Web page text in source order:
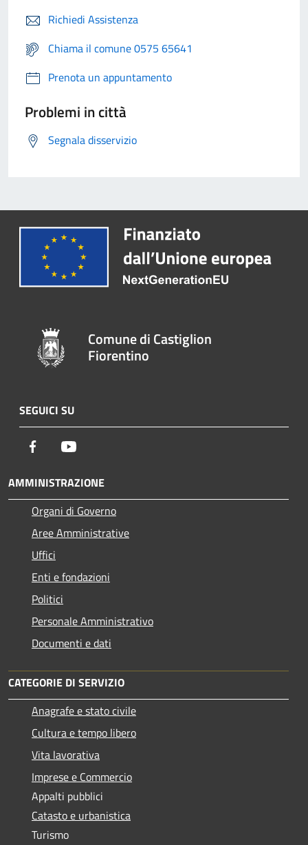
Richiedi Assistenza
Chiama il comune 0575 65641
Prenota un appuntamento
Problemi in città
Segnala disservizio
Comune di Castiglion
Fiorentino
SEGUICI SU
Facebook
AMMINISTRAZIONE
Organi di Governo
Aree Amministrative
Uffici
Enti e fondazioni
Politici
Personale Amministrativo
Documenti e dati
CATEGORIE DI SERVIZIO
Anagrafe e stato civile
Cultura e tempo libero
Vita lavorativa
Imprese e Commercio
Appalti pubblici
Catasto e urbanistica
Turismo